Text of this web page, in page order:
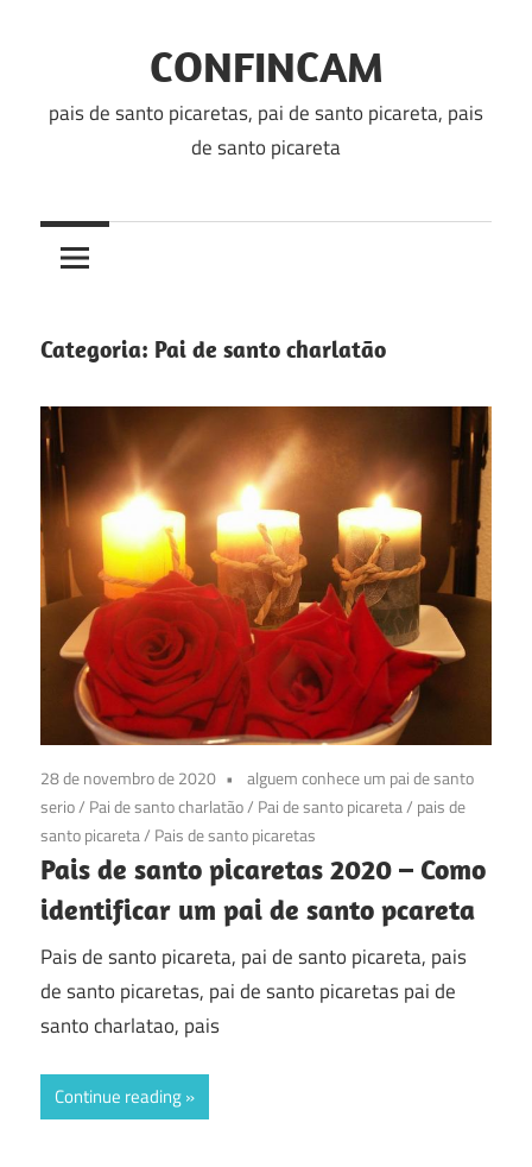
CONFINCAM
pais de santo picaretas, pai de santo picareta, pais
de santo picareta
Categoria: Pai de santo charlatão
28 de novembro de 2020
alguem conhece um pai de santo
serio/ Pai de santo charlatão/ Pai de santo picareta/ pais de
santo picareta/ Pais de santo picaretas
Pais de santo picaretas 2020 – Como
identificar um pai de santo pcareta
Pais de santo picareta, pai de santo picareta, pais
de santo picaretas, pai de santo picaretas pai de
santo charlatao, pais
Continue reading